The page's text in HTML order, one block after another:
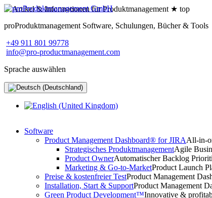
proProduktmanagement Software, Schulungen, Bücher & Tools
+49 911 801 99778
info@pro-productmanagement.com
Sprache auswählen
Software
Product Management Dashboard® for JIRAAll-in-
Strategisches ProduktmanagementAgile
Product OwnerAutomatischer Backlog
Marketing & Go-to-MarketProduct Launch
Preise & kostenfreier TestProduct Management
Installation, Start & SupportProduct Management
Green Product Development™Innovative &